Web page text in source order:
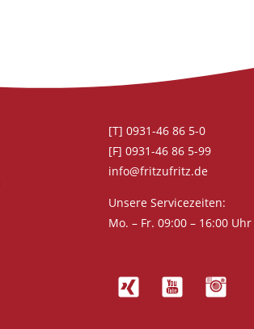
[T] 0931-46 86 5-0
[F] 0931-46 86 5-99
info@fritzufritz.de
Unsere Servicezeiten:
Mo. – Fr. 09:00 – 16:00 Uhr